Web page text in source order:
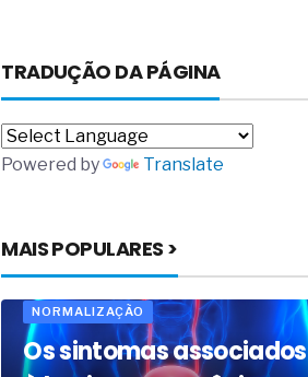
TRADUÇÃO DA PÁGINA
Powered by Translate
MAIS POPULARES >
NORMALIZAÇÃO
Os sintomas associados